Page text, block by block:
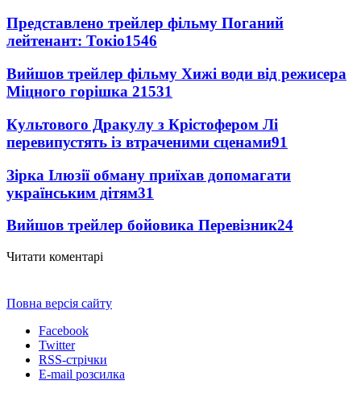
Представлено трейлер фільму Поганий
лейтенант: Токіо1546
Вийшов трейлер фільму Хижі води від режисера
Міцного горішка 21531
Культового Дракулу з Крістофером Лі
перевипустять із втраченими сценами91
Зірка Ілюзії обману приїхав допомагати
українським дітям31
Вийшов трейлер бойовика Перевізник24
Читати коментарі
Повна версія сайту
Facebook
Twitter
RSS-стрічки
E-mail розсилка